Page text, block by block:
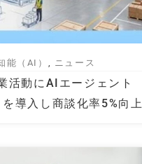
活動にAIエージェント
導入し商談化率5%向上
能（AI） , ニュース